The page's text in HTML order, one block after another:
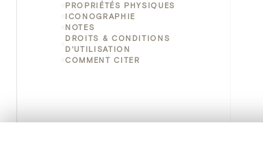
PROPRIÉTÉS PHYSIQUES
ICONOGRAPHIE
NOTES
DROITS & CONDITIONS
D'UTILISATION
COMMENT CITER